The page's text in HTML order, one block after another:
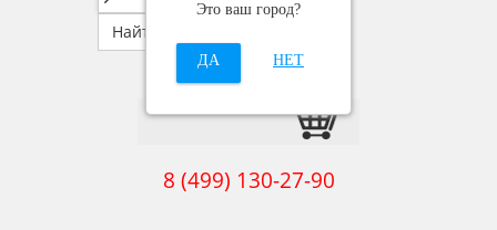
Это ваш город?
ДА НЕТ
8 (499) 130-27-90